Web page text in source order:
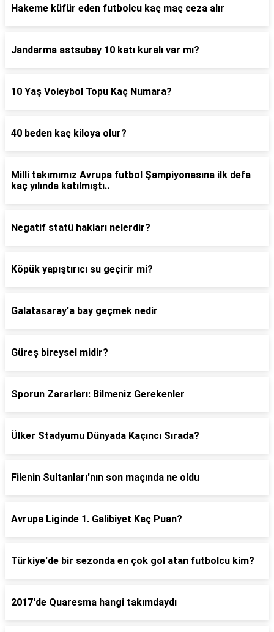
Hakeme küfür eden futbolcu kaç maç ceza alır
Jandarma astsubay 10 katı kuralı var mı?
10 Yaş Voleybol Topu Kaç Numara?
40 beden kaç kiloya olur?
Milli takımımız Avrupa futbol Şampiyonasına ilk defa
kaç yılında katılmıştı..
Negatif statü hakları nelerdir?
Köpük yapıştırıcı su geçirir mi?
Galatasaray'a bay geçmek nedir
Güreş bireysel midir?
Sporun Zararları: Bilmeniz Gerekenler
Ülker Stadyumu Dünyada Kaçıncı Sırada?
Filenin Sultanları'nın son maçında ne oldu
Avrupa Liginde 1. Galibiyet Kaç Puan?
Türkiye'de bir sezonda en çok gol atan futbolcu kim?
2017'de Quaresma hangi takımdaydı